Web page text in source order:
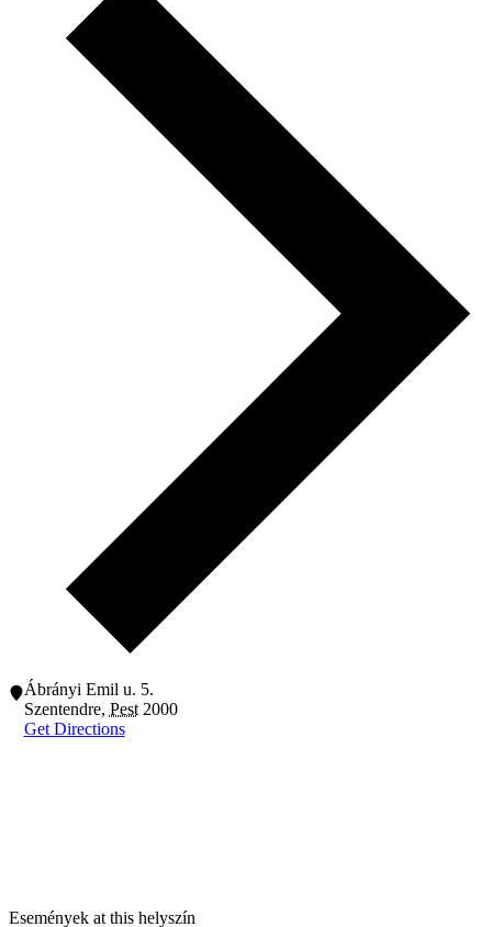
Ábrányi Emil u. 5.
Szentendre, Pest 2000
Get Directions
Események at this helyszín